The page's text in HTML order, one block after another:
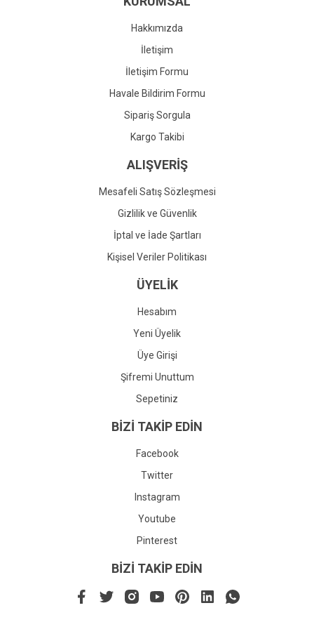
Gönder
Hakkımızda
İletişim
İletişim Formu
Havale Bildirim Formu
Sipariş Sorgula
Kargo Takibi
ALIŞVERİŞ
Mesafeli Satış Sözleşmesi
Gizlilik ve Güvenlik
İptal ve İade Şartları
Kişisel Veriler Politikası
ÜYELİK
Hesabım
Yeni Üyelik
Üye Girişi
Şifremi Unuttum
Sepetiniz
BİZİ TAKİP EDİN
Facebook
Twitter
Instagram
Youtube
Pinterest
BİZİ TAKİP EDİN